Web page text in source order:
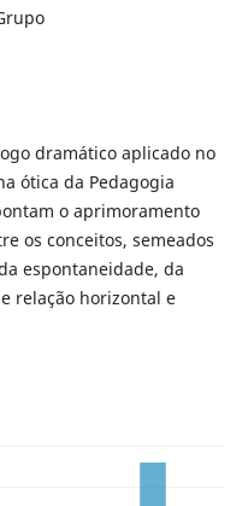
dramático aplicado no
ótica da Pedagogia
o aprimoramento
os conceitos, semeados
espontaneidade, da
relação horizontal e